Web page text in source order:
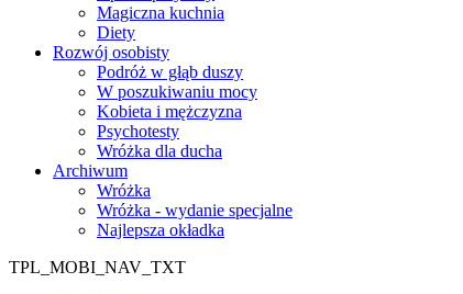
Magiczna kuchnia
Diety
Rozwój osobisty
Podróż w głąb duszy
W poszukiwaniu mocy
Kobieta i mężczyzna
Psychotesty
Wróżka dla ducha
Archiwum
Wróżka
Wróżka - wydanie specjalne
Najlepsza okładka
TPL_MOBI_NAV_TXT